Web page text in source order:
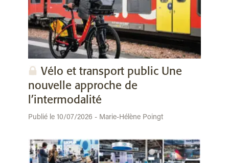
Vélo et transport public Une
nouvelle approche de
l’intermodalité
Publié le 10/07/2026 - Marie-Hélène Poingt